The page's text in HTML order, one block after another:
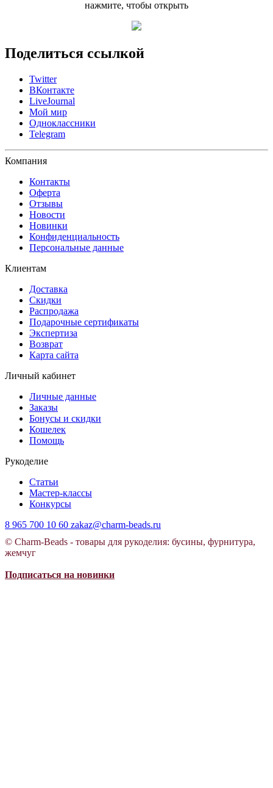
нажмите, чтобы открыть
Поделиться ссылкой
Twitter
ВКонтакте
LiveJournal
Мой мир
Одноклассники
Telegram
Компания
Контакты
Оферта
Отзывы
Новости
Новинки
Конфиденциальность
Персональные данные
Клиентам
Доставка
Скидки
Распродажа
Подарочные сертификаты
Экспертиза
Возврат
Карта сайта
Личный кабинет
Личные данные
Заказы
Бонусы и скидки
Кошелек
Помощь
Рукоделие
Статьи
Мастер-классы
Конкурсы
8 965 700 10 60 zakaz@charm-beads.ru
© Charm-Beads - товары для рукоделия: бусины, фурнитура,
жемчуг
Подписаться на новинки